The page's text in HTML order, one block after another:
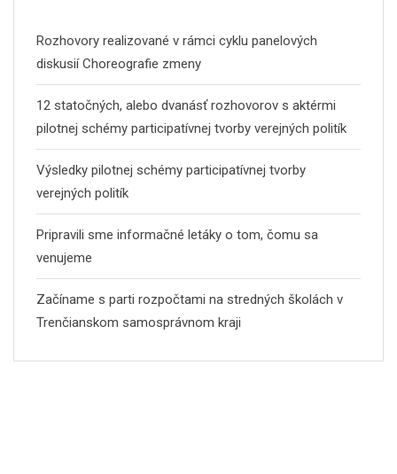
Rozhovory realizované v rámci cyklu panelových
diskusií Choreografie zmeny
12 statočných, alebo dvanásť rozhovorov s aktérmi
pilotnej schémy participatívnej tvorby verejných politík
Výsledky pilotnej schémy participatívnej tvorby
verejných politík
Pripravili sme informačné letáky o tom, čomu sa
venujeme
Začíname s parti rozpočtami na stredných školách v
Trenčianskom samosprávnom kraji